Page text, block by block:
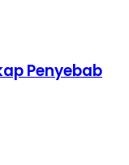
Penyebab